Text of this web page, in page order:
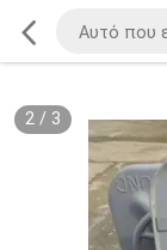
2/ 3